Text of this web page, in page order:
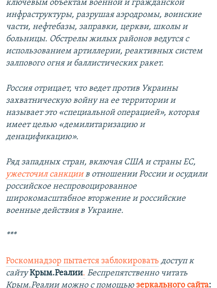
ключевым объектам военной и гражданской
инфраструктуры, разрушая аэродромы, воинские
части, нефтебазы, заправки, церкви, школы и
больницы. Обстрелы жилых районов ведутся с
использованием артиллерии, реактивных систем
залпового огня и баллистических ракет.
Россия отрицает, что ведет против Украины
захватническую войну на ее территории и
называет это «специальной операцией», которая
имеет целью «демилитаризацию и
денацификацию».
Ряд западных стран, включая США и страны ЕС,
ужесточил санкциив отношении России и осудили
российское неспровоцированное
широкомасштабное вторжение и российские
военные действия в Украине.
***
Роскомнадзор пытается заблокировать доступ к
сайтуКрым.Реалии. Беспрепятственно читать
Крым.Реалии можно с помощью зеркального сайта: